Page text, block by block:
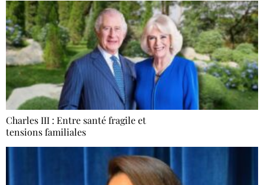
Charles III : Entre santé fragile et
tensions familiales